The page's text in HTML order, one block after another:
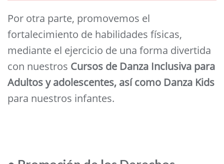
Por otra parte, promovemos el
fortalecimiento de habilidades físicas,
mediante el ejercicio de una forma divertida
con nuestros Cursos de Danza Inclusiva para
Adultos y adolescentes, así como Danza Kids
para nuestros infantes.